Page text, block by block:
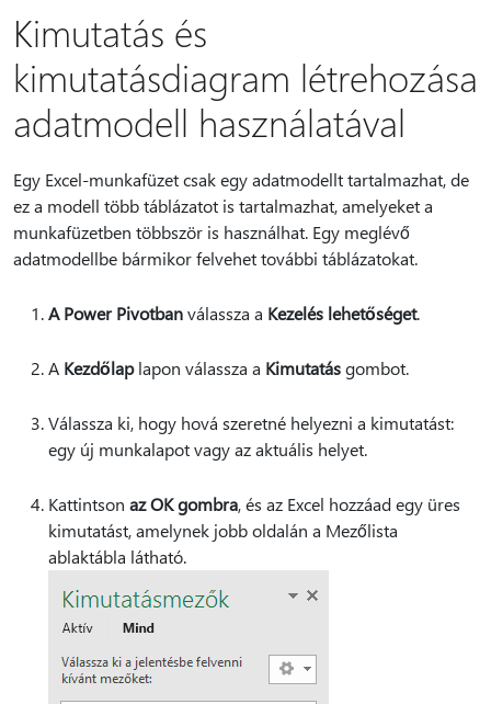
Kimutatás és
kimutatásdiagram létrehozása
adatmodell használatával
Egy Excel-munkafüzet csak egy adatmodellt tartalmazhat, de
ez a modell több táblázatot is tartalmazhat, amelyeket a
munkafüzetben többször is használhat. Egy meglévő
adatmodellbe bármikor felvehet további táblázatokat.
A Power Pivotbanválassza a Kezelés lehetőséget.
A Kezdőlaplapon válassza a Kimutatásgombot.
Válassza ki, hogy hová szeretné helyezni a kimutatást:
egy új munkalapot vagy az aktuális helyet.
Kattintson az OK gombra, és az Excel hozzáad egy üres
kimutatást, amelynek jobb oldalán a Mezőlista
ablaktábla látható.